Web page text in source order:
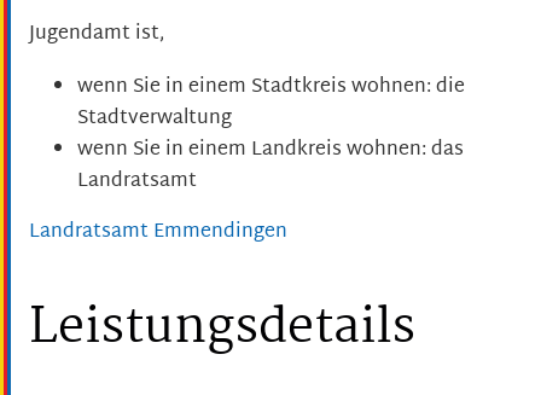
Jugendamt ist,
wenn Sie in einem Stadtkreis wohnen: die
Stadtverwaltung
wenn Sie in einem Landkreis wohnen: das
Landratsamt
Landratsamt Emmendingen
Leistungsdetails